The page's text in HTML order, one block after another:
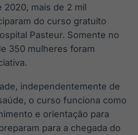
Wallboard
Conteúdos e
Curadoria
Curadoria de
Broadcast
Radar
Monitoramento
Broadcast
Fundos
A melhor
2020, mais de 2 mil
do curso gratuito
Pasteur. Somente no
350 mulheres foram
independentemente de
o curso funciona como
e orientação para
para a chegada do